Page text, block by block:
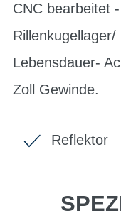
CNC bearbeitet
Lebensdauer-
Zoll Gewinde.
Reflektor